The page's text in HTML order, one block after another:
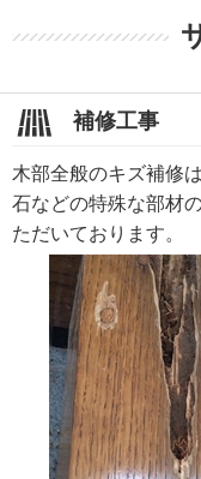
補修工事
木部全般のキズ補修
石などの特殊な部材
ただいております。